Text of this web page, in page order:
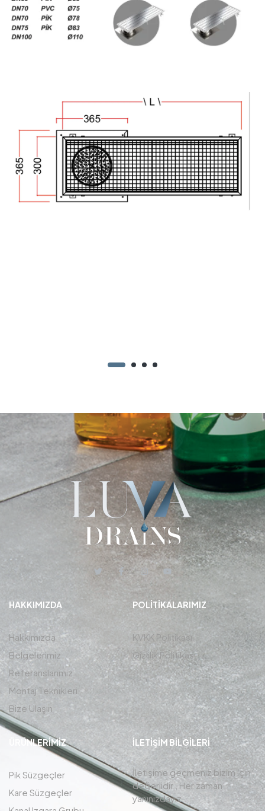
HAKKIMIZDA
Hakkımızda
Belgelerimiz
Referanslarımız
Montaj Teknikleri
Bize Ulaşın
POLITIKALARIMIZ
KVKK Politikası
Gizlilik Politikası
ÜRÜNLERIMIZ
Pik Süzgeçler
Kare Süzgeçler
İLETIŞIM BİLGİLERİ
İletişime geçmeniz bizim için
değerlidir , Her zaman
yanınızdayız.